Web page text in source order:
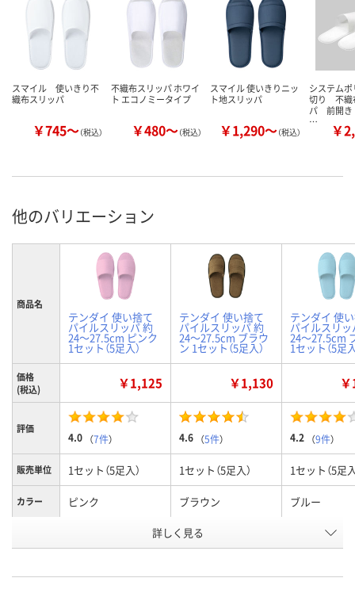
スマイル 使いきり不
織布スリッパ
￥745～（税込）
不織布スリッパ ホワイ
ト エコノミータイプ
￥480～（税込）
スマイル 使いきりニッ
ト地スリッパ
￥1,290～（税込）
システム
切り 不織
パ 前開
…
￥
他のバリエーション
商品名
テンダイ 使い捨て
パイルスリッパ 約
24～27.5cm ピンク
1セット（5足入）
テンダイ 使い捨て
パイルスリッパ 約
24～27.5cm ブラウ
ン 1セット（5足入）
テンダイ 使
パイルスリッ
24～27.5cm
1セット（5足
価格
(税込)
￥1,125 ￥1,130
評価
4.0 （7件） 4.6 （5件） 4.2 （9件）
販売単位 1セット（5足入） 1セット（5足入） 1セット（5足
カラー ピンク ブラウン ブルー
1992893 8432156
詳しく見る